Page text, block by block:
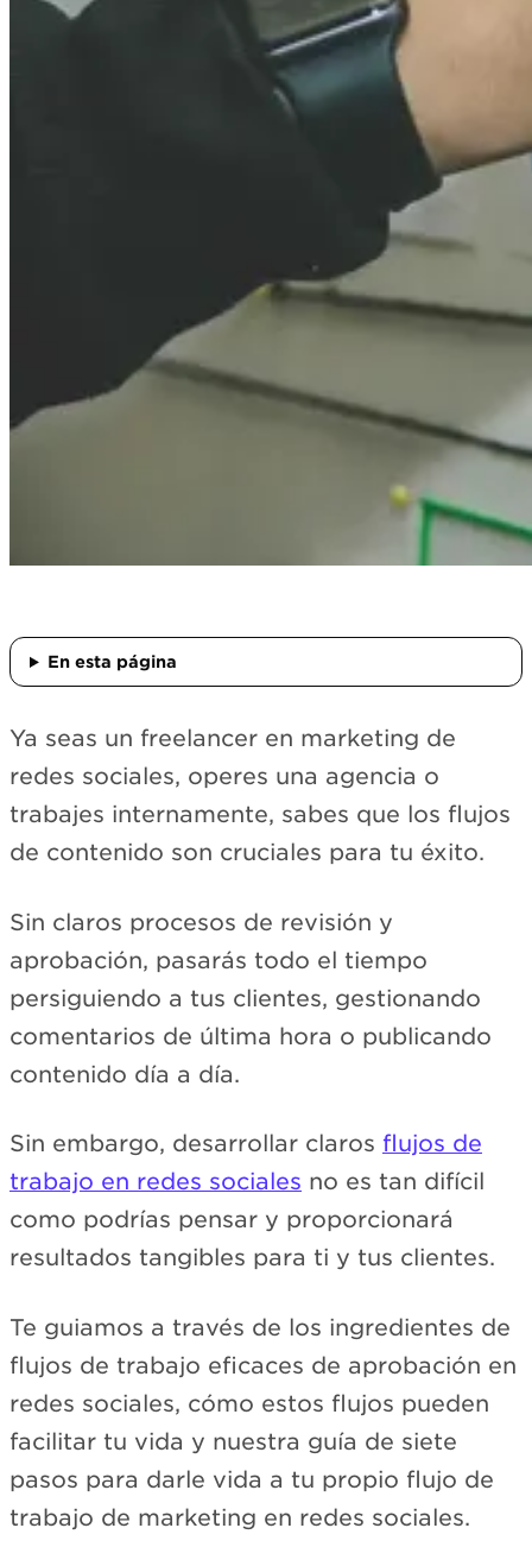
En esta página
Ya seas un freelancer en marketing de
redes sociales, operes una agencia o
trabajes internamente, sabes que los flujos
de contenido son cruciales para tu éxito.
Sin claros procesos de revisión y
aprobación, pasarás todo el tiempo
persiguiendo a tus clientes, gestionando
comentarios de última hora o publicando
contenido día a día.
Sin embargo, desarrollar claros flujos de
trabajo en redes sociales no es tan difícil
como podrías pensar y proporcionará
resultados tangibles para ti y tus clientes.
Te guiamos a través de los ingredientes de
flujos de trabajo eficaces de aprobación en
redes sociales, cómo estos flujos pueden
facilitar tu vida y nuestra guía de siete
pasos para darle vida a tu propio flujo de
trabajo de marketing en redes sociales.